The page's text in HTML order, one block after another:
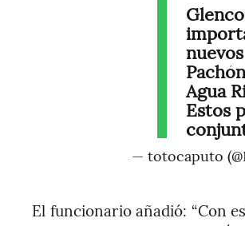
Agua
Estos
— totocaputo
El funcionario añadió: “Con